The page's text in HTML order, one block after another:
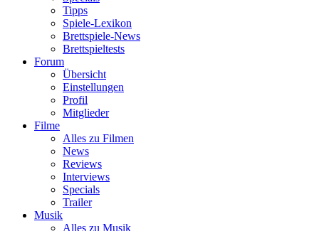
Tipps
Spiele-Lexikon
Brettspiele-News
Brettspieltests
Forum
Übersicht
Einstellungen
Profil
Mitglieder
Filme
Alles zu Filmen
News
Reviews
Interviews
Specials
Trailer
Musik
Alles zu Musik